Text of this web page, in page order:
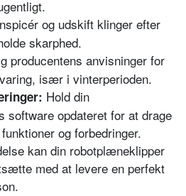
og udskift klinger efter
skarphed.
producentens anvisninger for
især i vinterperioden.
Hold din
software opdateret for at drage
og forbedringer.
kan din robotplæneklipper
med at levere en perfekt